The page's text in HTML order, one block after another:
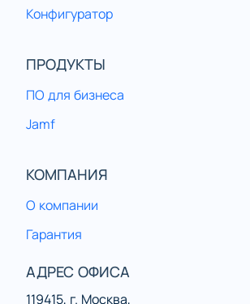
Конфигуратор
ПРОДУКТЫ
ПО для бизнеса
Jamf
КОМПАНИЯ
О компании
Гарантия
АДРЕС ОФИСА
119415, г. Москва,